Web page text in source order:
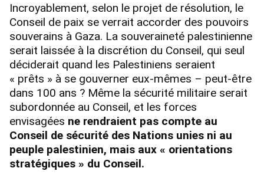
Incroyablement, selon le projet de résolution, le
Conseil de paix se verrait accorder des pouvoirs
souverains à Gaza. La souveraineté palestinienne
serait laissée à la discrétion du Conseil, qui seul
déciderait quand les Palestiniens seraient
« prêts » à se gouverner eux-mêmes – peut-être
dans 100 ans ? Même la sécurité militaire serait
subordonnée au Conseil, et les forces
envisagées ne rendraient pas compte au
Conseil de sécurité des Nations unies ni au
peuple palestinien, mais aux « orientations
stratégiques » du Conseil.